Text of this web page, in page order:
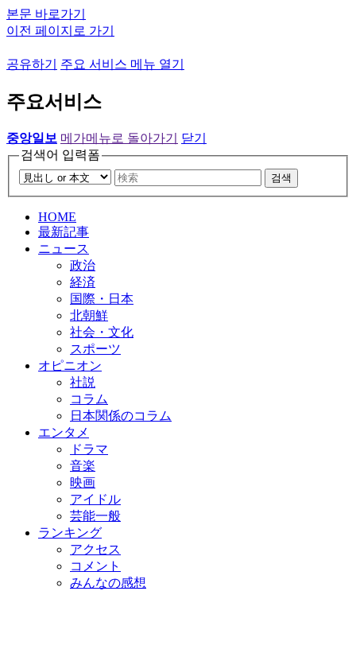
본문 바로가기
이전 페이지로 가기
공유하기 주요 서비스 메뉴 열기
주요서비스
중앙일보 메가메뉴로 돌아가기
닫기
검색어 입력폼
검색
HOME
最新記事
ニュース
政治
経済
国際・日本
北朝鮮
社会・文化
スポーツ
オピニオン
社説
コラム
日本関係のコラム
エンタメ
ドラマ
音楽
映画
アイドル
芸能一般
ランキング
アクセス
コメント
みんなの感想